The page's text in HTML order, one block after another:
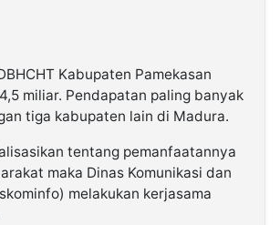
Kabupaten Pamekasan
miliar. Pendapatan paling banyak
tiga kabupaten lain di Madura.
tentang pemanfaatannya
maka Dinas Komunikasi dan
melakukan kerjasama